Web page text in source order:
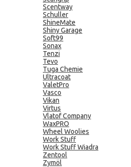
Scentway
Schuller
ShineMate
Shiny Garage
Soft99
Sonax
Tenzi
Tevo
Tuga Chemie
Ultracoat
ValetPro
Vasco
Vikan
Virtus
Vlatof Company
WaxPRO
Wheel Woolies
Work Stuff
Work Stuff Wiadra
Zentool
Zymöl